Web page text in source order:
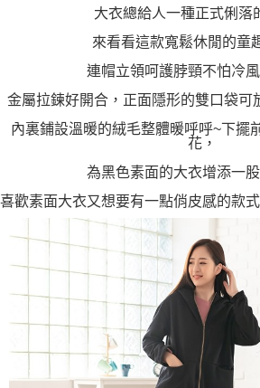
大衣總給人一種正式俐落
來看看這款寬鬆休閒的童
連帽立領呵護脖頸不怕冷風
金屬拉鍊好開合，正面隱形的雙口袋可
內裏鋪設溫暖的絨毛整體暖呼呼~下擺
花，
為黑色素面的大衣增添一股
喜歡素面大衣又想要有一點俏皮感的款